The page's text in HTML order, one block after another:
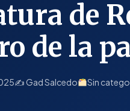
de
de la
✍️ Gad Salcedo Sin